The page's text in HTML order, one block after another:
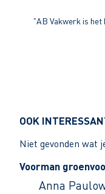
"AB Vakwerk is het
OOK
Niet gevonden wat
Voorman
Anna